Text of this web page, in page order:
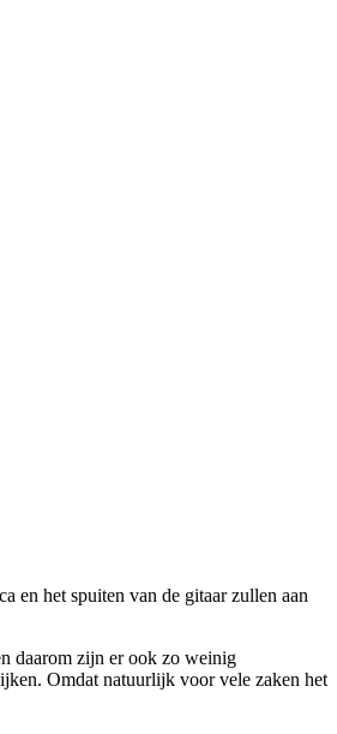
en het spuiten van de gitaar zullen aan
daarom zijn er ook zo weinig
Omdat natuurlijk voor vele zaken het